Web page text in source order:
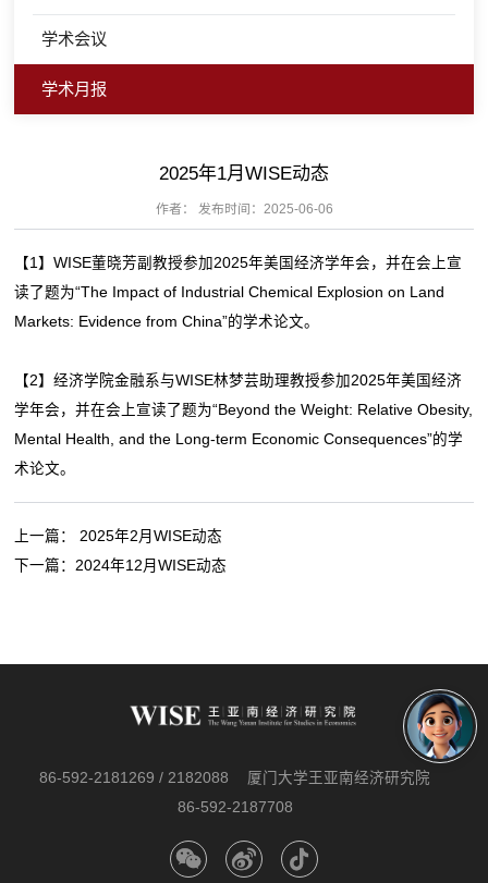
学术会议
学术月报
2025年1月WISE动态
作者： 发布时间：2025-06-06
【1】WISE董晓芳副教授参加2025年美国经济学年会，并在会上宣
读了题为“The Impact of Industrial Chemical Explosion on Land
Markets: Evidence from China”的学术论文。
【2】经济学院金融系与WISE林梦芸助理教授参加2025年美国经济
学年会，并在会上宣读了题为“Beyond the Weight: Relative Obesity,
Mental Health, and the Long-term Economic Consequences”的学
术论文。
上一篇： 2025年2月WISE动态
下一篇： 2024年12月WISE动态
86-592-2181269 / 2182088
厦门大学王亚南经济研究院
86-592-2187708